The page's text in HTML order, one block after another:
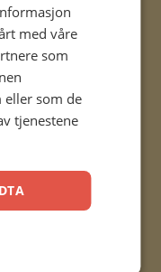
med våre
som
som de
tjenestene